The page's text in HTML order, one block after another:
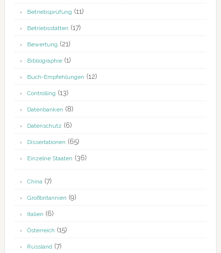
Betriebsprüfung (11)
Betriebsstätten (17)
Bewertung (21)
Bibliographie(1)
Buch-Empfehlungen (12)
Controlling (13)
Datenbanken (8)
Datenschutz (6)
Dissertationen (65)
Einzelne Staaten (36)
China(7)
Großbritannien (9)
Italien (6)
Österreich (15)
Russland(7)